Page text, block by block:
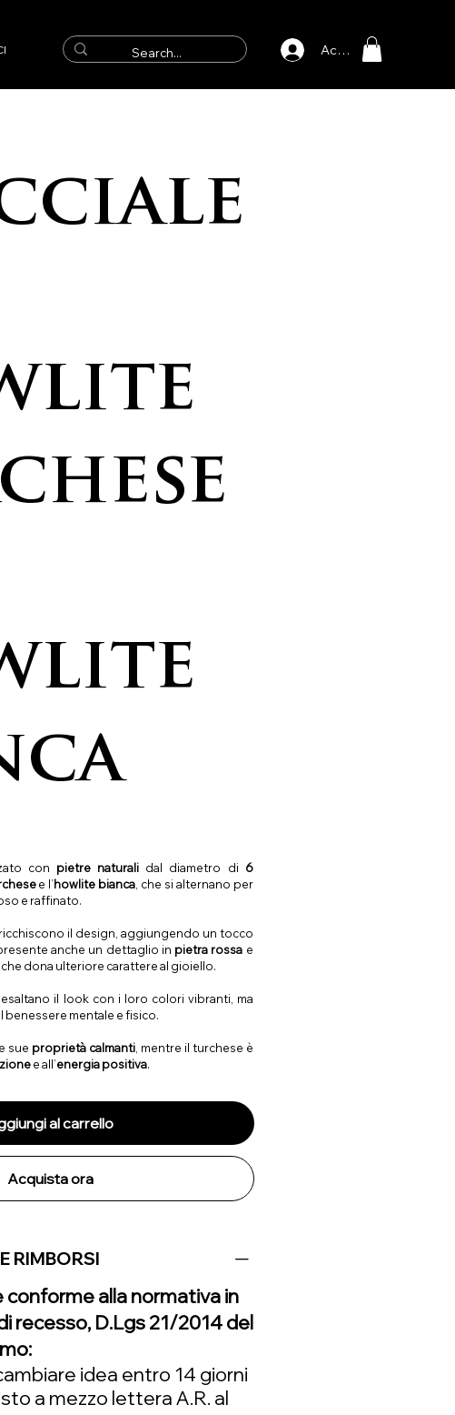
con pietre naturali dal diametro di 6
e l’howlite bianca, che si alternano per
e raffinato.
il design, aggiungendo un tocco
anche un dettaglio in pietra rossa e
dona ulteriore carattere al gioiello.
il look con i loro colori vibranti, ma
mentale e fisico.
sue proprietà calmanti, mentre il turchese è
e all’energia positiva.
al carrello
Acquista ora
RIMBORSI
conforme alla normativa in
recesso, D.Lgs 21/2014 del
idea entro 14 giorni
a mezzo lettera A.R. al
Accedi